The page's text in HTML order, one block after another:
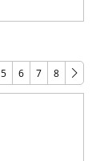
5 6 7 8